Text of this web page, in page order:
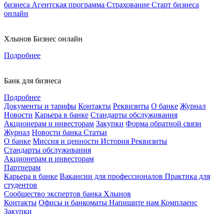
бизнеса Агентская программа Страхование Старт бизнеса
онлайн
Хлынов Бизнес онлайн
Подробнее
Банк для бизнеса
Подробнее
Документы и тарифы Контакты Реквизиты О банке Журнал
Новости Карьера в банке Стандарты обслуживания
Акционерам и инвесторам Закупки Форма обратной связи
Журнал Новости банка Статьи
О банке Миссия и ценности История Реквизиты
Стандарты обслуживания
Акционерам и инвесторам
Партнерам
Карьера в банке Вакансии для профессионалов Практика для
студентов
Сообщество экспертов банка Хлынов
Контакты Офисы и банкоматы Напишите нам Комплаенс
Закупки